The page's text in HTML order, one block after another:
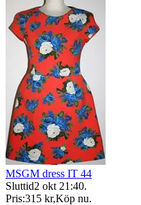
MSGM dress IT 44
Sluttid2 okt 21:40.
Pris:315 kr,Köp nu.